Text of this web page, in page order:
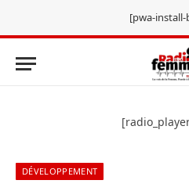
[pwa-
DÉVELOPPEMENT